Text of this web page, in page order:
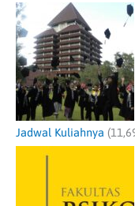
Jadwal Kuliahnya